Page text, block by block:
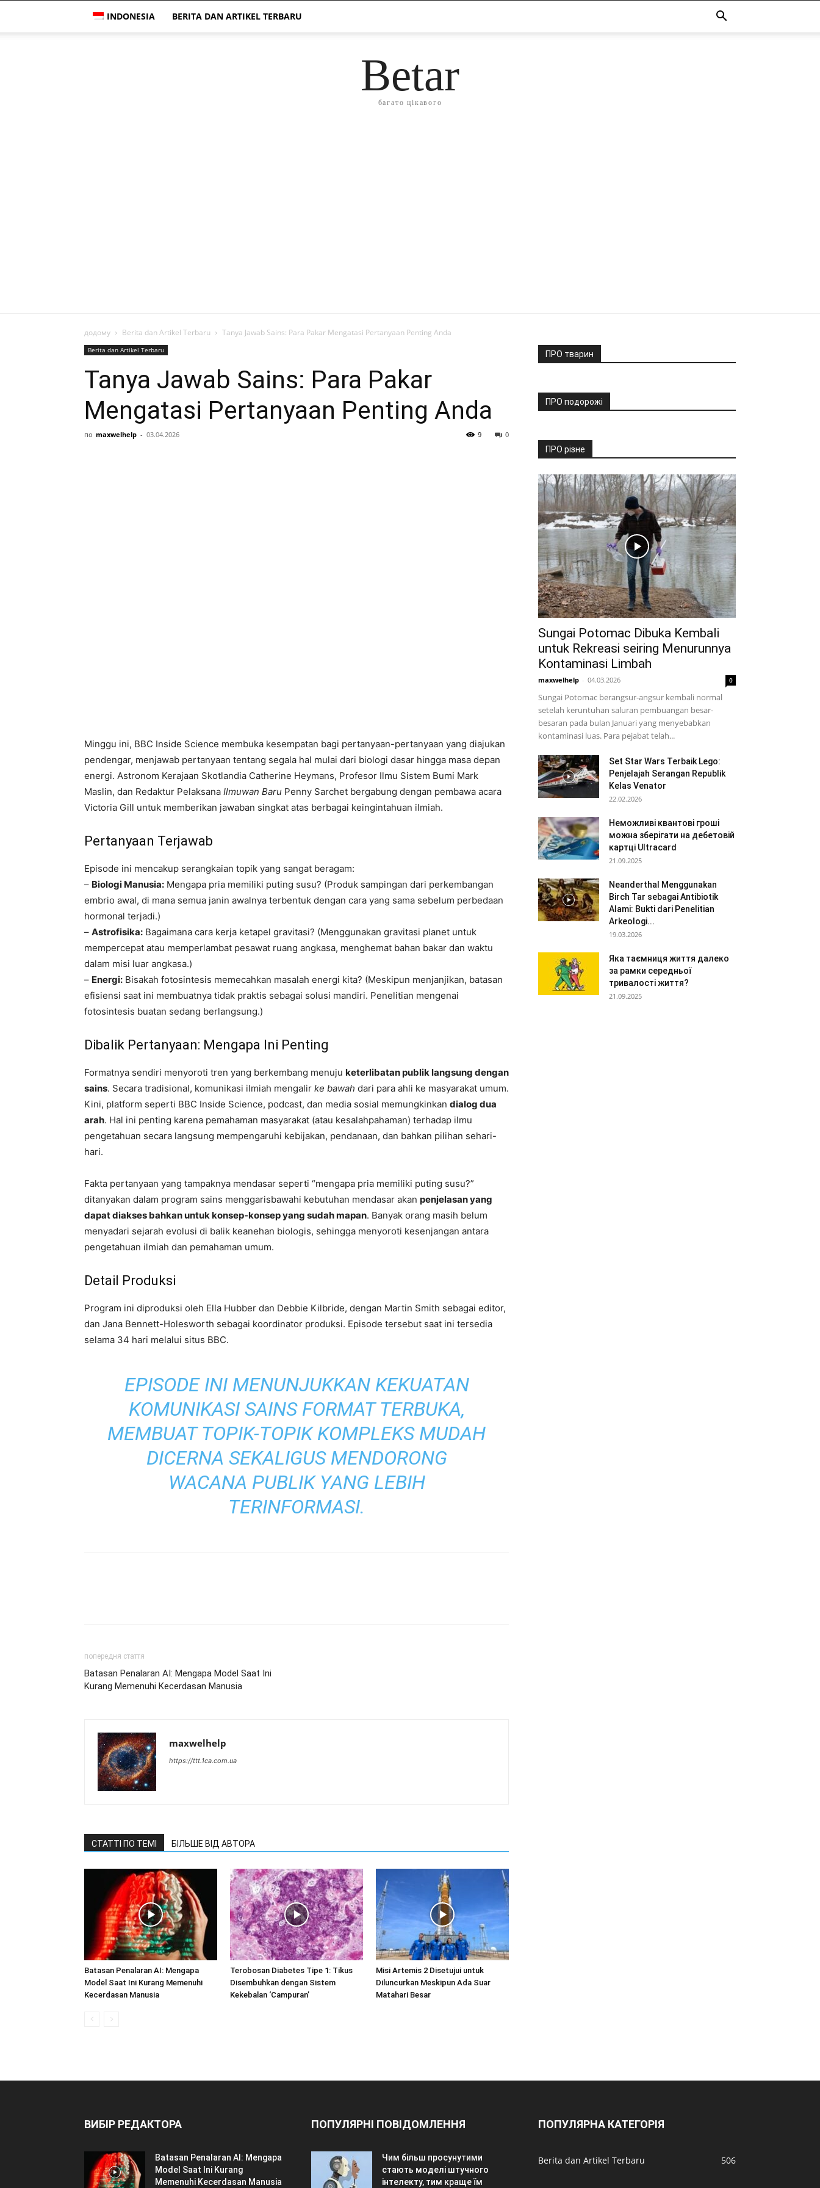
INDONESIA BERITA DAN ARTIKEL TERBARU
Betar
багато цікавого
додому Berita dan Artikel Terbaru Tanya Jawab Sains: Para Pakar Mengatasi Pertanyaan Penting Anda
Berita dan Artikel Terbaru
Tanya Jawab Sains: Para Pakar
Mengatasi Pertanyaan Penting Anda
по maxwelhelp - 03.04.2026 0
9
Minggu ini, BBC Inside Science membuka kesempatan bagi pertanyaan-pertanyaan yang diajukan
pendengar, menjawab pertanyaan tentang segala hal mulai dari biologi dasar hingga masa depan
energi. Astronom Kerajaan Skotlandia Catherine Heymans, Profesor Ilmu Sistem Bumi Mark
Maslin, dan Redaktur Pelaksana Ilmuwan Baru Penny Sarchet bergabung dengan pembawa acara
Victoria Gill untuk memberikan jawaban singkat atas berbagai keingintahuan ilmiah.
Pertanyaan Terjawab
Episode ini mencakup serangkaian topik yang sangat beragam:
– Biologi Manusia: Mengapa pria memiliki puting susu? (Produk sampingan dari perkembangan
embrio awal, di mana semua janin awalnya terbentuk dengan cara yang sama sebelum perbedaan
hormonal terjadi.)
– Astrofisika: Bagaimana cara kerja ketapel gravitasi? (Menggunakan gravitasi planet untuk
mempercepat atau memperlambat pesawat ruang angkasa, menghemat bahan bakar dan waktu
dalam misi luar angkasa.)
– Energi: Bisakah fotosintesis memecahkan masalah energi kita? (Meskipun menjanjikan, batasan
efisiensi saat ini membuatnya tidak praktis sebagai solusi mandiri. Penelitian mengenai
fotosintesis buatan sedang berlangsung.)
Dibalik Pertanyaan: Mengapa Ini Penting
Formatnya sendiri menyoroti tren yang berkembang menuju keterlibatan publik langsung dengan
sains. Secara tradisional, komunikasi ilmiah mengalir ke bawah dari para ahli ke masyarakat umum.
Kini, platform seperti BBC Inside Science, podcast, dan media sosial memungkinkan dialog dua
arah. Hal ini penting karena pemahaman masyarakat (atau kesalahpahaman) terhadap ilmu
pengetahuan secara langsung mempengaruhi kebijakan, pendanaan, dan bahkan pilihan sehari-
hari.
Fakta pertanyaan yang tampaknya mendasar seperti “mengapa pria memiliki puting susu?”
ditanyakan dalam program sains menggarisbawahi kebutuhan mendasar akan penjelasan yang
dapat diakses bahkan untuk konsep-konsep yang sudah mapan. Banyak orang masih belum
menyadari sejarah evolusi di balik keanehan biologis, sehingga menyoroti kesenjangan antara
pengetahuan ilmiah dan pemahaman umum.
Detail Produksi
Program ini diproduksi oleh Ella Hubber dan Debbie Kilbride, dengan Martin Smith sebagai editor,
dan Jana Bennett-Holesworth sebagai koordinator produksi. Episode tersebut saat ini tersedia
selama 34 hari melalui situs BBC.
EPISODE INI MENUNJUKKAN KEKUATAN
KOMUNIKASI SAINS FORMAT TERBUKA,
MEMBUAT TOPIK-TOPIK KOMPLEKS MUDAH
DICERNA SEKALIGUS MENDORONG
WACANA PUBLIK YANG LEBIH
TERINFORMASI.
попередня стаття
Batasan Penalaran AI: Mengapa Model Saat Ini
Kurang Memenuhi Kecerdasan Manusia
maxwelhelp
https://ttt.1ca.com.ua
СТАТТІ ПО ТЕМІ БІЛЬШЕ ВІД АВТОРА
Batasan Penalaran AI: Mengapa
Model Saat Ini Kurang Memenuhi
Kecerdasan Manusia
Terobosan Diabetes Tipe 1: Tikus
Disembuhkan dengan Sistem
Kekebalan ‘Campuran’
Misi Artemis 2 Disetujui untuk
Diluncurkan Meskipun Ada Suar
Matahari Besar
ПРО тварин
ПРО подорожі
ПРО різне
Sungai Potomac Dibuka Kembali
untuk Rekreasi seiring Menurunnya
Kontaminasi Limbah
maxwelhelp - 04.03.2026 0
Sungai Potomac berangsur-angsur kembali normal
setelah keruntuhan saluran pembuangan besar-
besaran pada bulan Januari yang menyebabkan
kontaminasi luas. Para pejabat telah...
Set Star Wars Terbaik Lego:
Penjelajah Serangan Republik
Kelas Venator
22.02.2026
Неможливі квантові гроші
можна зберігати на дебетовій
картці Ultracard
21.09.2025
Neanderthal Menggunakan
Birch Tar sebagai Antibiotik
Alami: Bukti dari Penelitian
Arkeologi...
19.03.2026
Яка таємниця життя далеко
за рамки середньої
тривалості життя?
21.09.2025
ВИБІР РЕДАКТОРА
Batasan Penalaran AI: Mengapa
Model Saat Ini Kurang
Memenuhi Kecerdasan Manusia
ПОПУЛЯРНІ ПОВІДОМЛЕННЯ
Чим більш просунутими
стають моделі штучного
інтелекту, тим краще їм
ПОПУЛЯРНА КАТЕГОРІЯ
Berita dan Artikel Terbaru 506